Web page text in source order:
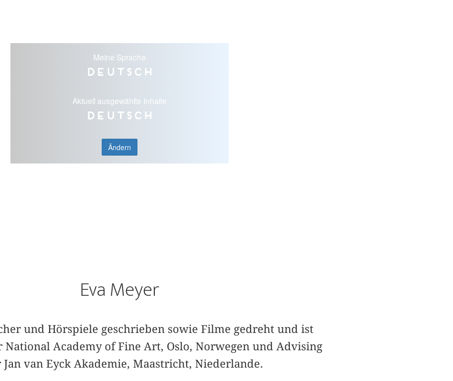
Meine Sprache
Deutsch
Aktuell ausgewählte Inhalte
Deutsch
Ändern
Eva Meyer
und Hörspiele geschrieben sowie Filme gedreht und ist
National Academy of Fine Art, Oslo, Norwegen und Advising
Jan van Eyck Akademie, Maastricht, Niederlande.